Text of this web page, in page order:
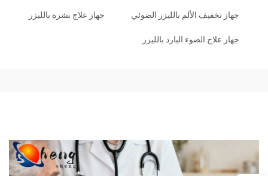
جهاز تخفيف الألم بالليزر الضوئي جهاز علاج بشرة بالليزر
جهاز علاج الضوء البارد بالليزر